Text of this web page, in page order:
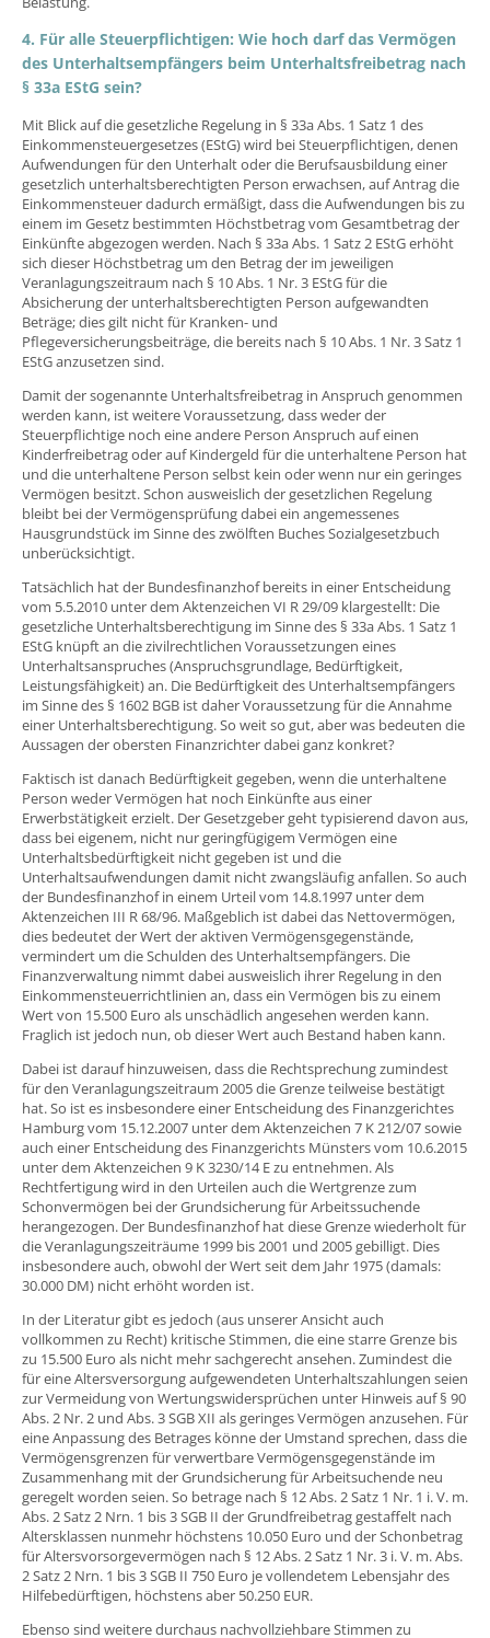
4. Für alle Steuerpflichtigen: Wie hoch darf das Vermögen
des Unterhaltsempfängers beim Unterhaltsfreibetrag nach
§ 33a EStG sein?
Mit Blick auf die gesetzliche Regelung in § 33a Abs. 1 Satz 1 des
Einkommensteuergesetzes (EStG) wird bei Steuerpflichtigen, denen
Aufwendungen für den Unterhalt oder die Berufsausbildung einer
gesetzlich unterhaltsberechtigten Person erwachsen, auf Antrag die
Einkommensteuer dadurch ermäßigt, dass die Aufwendungen bis zu
einem im Gesetz bestimmten Höchstbetrag vom Gesamtbetrag der
Einkünfte abgezogen werden. Nach § 33a Abs. 1 Satz 2 EStG erhöht
sich dieser Höchstbetrag um den Betrag der im jeweiligen
Veranlagungszeitraum nach § 10 Abs. 1 Nr. 3 EStG für die
Absicherung der unterhaltsberechtigten Person aufgewandten
Beträge; dies gilt nicht für Kranken- und
Pflegeversicherungsbeiträge, die bereits nach § 10 Abs. 1 Nr. 3 Satz 1
EStG anzusetzen sind.
Damit der sogenannte Unterhaltsfreibetrag in Anspruch genommen
werden kann, ist weitere Voraussetzung, dass weder der
Steuerpflichtige noch eine andere Person Anspruch auf einen
Kinderfreibetrag oder auf Kindergeld für die unterhaltene Person hat
und die unterhaltene Person selbst kein oder wenn nur ein geringes
Vermögen besitzt. Schon ausweislich der gesetzlichen Regelung
bleibt bei der Vermögensprüfung dabei ein angemessenes
Hausgrundstück im Sinne des zwölften Buches Sozialgesetzbuch
unberücksichtigt.
Tatsächlich hat der Bundesfinanzhof bereits in einer Entscheidung
vom 5.5.2010 unter dem Aktenzeichen VI R 29/09 klargestellt: Die
gesetzliche Unterhaltsberechtigung im Sinne des § 33a Abs. 1 Satz 1
EStG knüpft an die zivilrechtlichen Voraussetzungen eines
Unterhaltsanspruches (Anspruchsgrundlage, Bedürftigkeit,
Leistungsfähigkeit) an. Die Bedürftigkeit des Unterhaltsempfängers
im Sinne des § 1602 BGB ist daher Voraussetzung für die Annahme
einer Unterhaltsberechtigung. So weit so gut, aber was bedeuten die
Aussagen der obersten Finanzrichter dabei ganz konkret?
Faktisch ist danach Bedürftigkeit gegeben, wenn die unterhaltene
Person weder Vermögen hat noch Einkünfte aus einer
Erwerbstätigkeit erzielt. Der Gesetzgeber geht typisierend davon aus,
dass bei eigenem, nicht nur geringfügigem Vermögen eine
Unterhaltsbedürftigkeit nicht gegeben ist und die
Unterhaltsaufwendungen damit nicht zwangsläufig anfallen. So auch
der Bundesfinanzhof in einem Urteil vom 14.8.1997 unter dem
Aktenzeichen III R 68/96. Maßgeblich ist dabei das Nettovermögen,
dies bedeutet der Wert der aktiven Vermögensgegenstände,
vermindert um die Schulden des Unterhaltsempfängers. Die
Finanzverwaltung nimmt dabei ausweislich ihrer Regelung in den
Einkommensteuerrichtlinien an, dass ein Vermögen bis zu einem
Wert von 15.500 Euro als unschädlich angesehen werden kann.
Fraglich ist jedoch nun, ob dieser Wert auch Bestand haben kann.
Dabei ist darauf hinzuweisen, dass die Rechtsprechung zumindest
für den Veranlagungszeitraum 2005 die Grenze teilweise bestätigt
hat. So ist es insbesondere einer Entscheidung des Finanzgerichtes
Hamburg vom 15.12.2007 unter dem Aktenzeichen 7 K 212/07 sowie
auch einer Entscheidung des Finanzgerichts Münsters vom 10.6.2015
unter dem Aktenzeichen 9 K 3230/14 E zu entnehmen. Als
Rechtfertigung wird in den Urteilen auch die Wertgrenze zum
Schonvermögen bei der Grundsicherung für Arbeitssuchende
herangezogen. Der Bundesfinanzhof hat diese Grenze wiederholt für
die Veranlagungszeiträume 1999 bis 2001 und 2005 gebilligt. Dies
insbesondere auch, obwohl der Wert seit dem Jahr 1975 (damals:
30.000 DM) nicht erhöht worden ist.
In der Literatur gibt es jedoch (aus unserer Ansicht auch
vollkommen zu Recht) kritische Stimmen, die eine starre Grenze bis
zu 15.500 Euro als nicht mehr sachgerecht ansehen. Zumindest die
für eine Altersversorgung aufgewendeten Unterhaltszahlungen seien
zur Vermeidung von Wertungswidersprüchen unter Hinweis auf § 90
Abs. 2 Nr. 2 und Abs. 3 SGB XII als geringes Vermögen anzusehen. Für
eine Anpassung des Betrages könne der Umstand sprechen, dass die
Vermögensgrenzen für verwertbare Vermögensgegenstände im
Zusammenhang mit der Grundsicherung für Arbeitsuchende neu
geregelt worden seien. So betrage nach § 12 Abs. 2 Satz 1 Nr. 1 i. V. m.
Abs. 2 Satz 2 Nrn. 1 bis 3 SGB II der Grundfreibetrag gestaffelt nach
Altersklassen nunmehr höchstens 10.050 Euro und der Schonbetrag
für Altersvorsorgevermögen nach § 12 Abs. 2 Satz 1 Nr. 3 i. V. m. Abs.
2 Satz 2 Nrn. 1 bis 3 SGB II 750 Euro je vollendetem Lebensjahr des
Hilfebedürftigen, höchstens aber 50.250 EUR.
Ebenso sind weitere durchaus nachvollziehbare Stimmen zu